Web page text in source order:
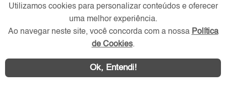
Verificada por
Redes Sociais
Utilizamos cookies para personalizar conteúdos e oferecer
uma melhor experiência.
Ao navegar neste site, você concorda com a nossa Política
de Cookies.
Ok, Entendi!